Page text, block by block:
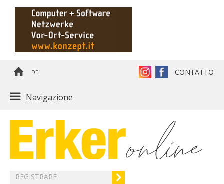
DE CONTATTO
Navigazione
REGISTRARE